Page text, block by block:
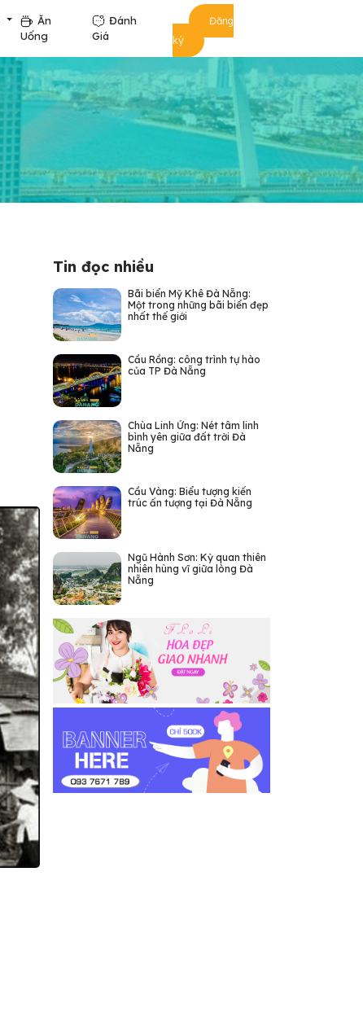
Ăn
Uống
Đánh
Giá
Đăng
ký
Tin đọc nhiều
Bãi biển Mỹ Khê Đà Nẵng:
Một trong những bãi biển đẹp
nhất thế giới
Cầu Rồng: công trình tự hào
của TP Đà Nẵng
Chùa Linh Ứng: Nét tâm linh
bình yên giữa đất trời Đà
Nẵng
Cầu Vàng: Biểu tượng kiến
trúc ấn tượng tại Đà Nẵng
Ngũ Hành Sơn: Kỳ quan thiên
nhiên hùng vĩ giữa lòng Đà
Nẵng